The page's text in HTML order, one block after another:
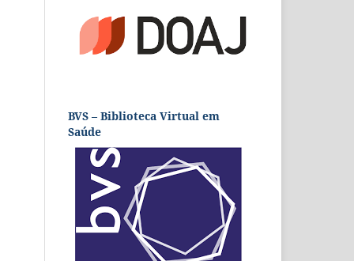
BVS – Biblioteca Virtual em
Saúde